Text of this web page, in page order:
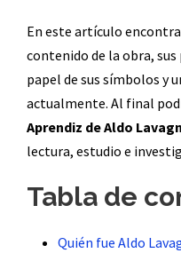
En este artículo
contenido de la obra,
papel de sus símbolos y
actualmente. Al final
Aprendiz de Aldo
lectura, estudio e
Tabla de
Quién fue Aldo